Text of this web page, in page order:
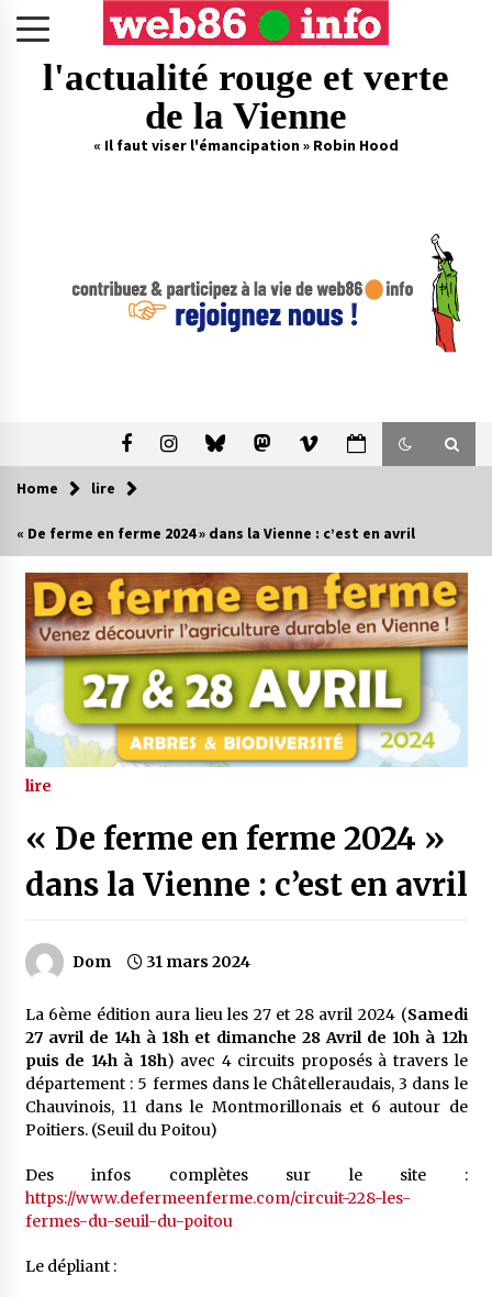
l'actualité rouge et verte
de la Vienne
« Il faut viser l'émancipation » Robin Hood
Home lire
« De ferme en ferme 2024 » dans la Vienne : c’est en avril
lire
« De ferme en ferme 2024 »
dans la Vienne : c’est en avril
Dom 31 mars 2024
La 6ème édition aura lieu les 27 et 28 avril 2024 (Samedi
27 avril de 14h à 18h et dimanche 28 Avril de 10h à 12h
puis de 14h à 18h) avec 4 circuits proposés à travers le
département : 5 fermes dans le Châtelleraudais, 3 dans le
Chauvinois, 11 dans le Montmorillonais et 6 autour de
Poitiers. (Seuil du Poitou)
Des infos complètes sur le site :
https://www.defermeenferme.com/circuit-228-les-
fermes-du-seuil-du-poitou
Le dépliant :